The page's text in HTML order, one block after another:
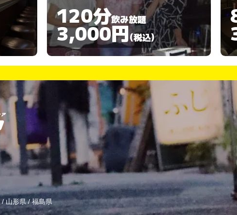
80分飲み放題
3,000円(税込)
/山形県/福島県